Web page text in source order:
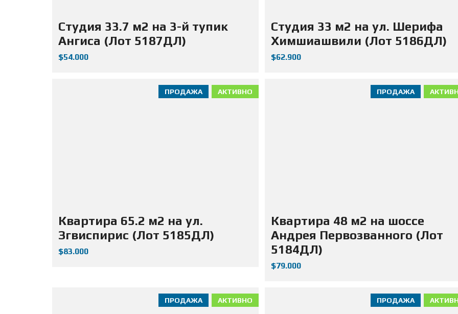
Студия 33.7 м2 на 3-й тупик
Ангиса (Лот 5187ДЛ)
$54.000
Студия 33 м2 на ул. Шерифа
Химшиашвили (Лот 5186ДЛ)
$62.900
АКТИВНО
ПРОДАЖА
Квартира 65.2 м2 на ул.
Згвиспирис (Лот 5185ДЛ)
$83.000
ПРОДАЖА
Квартира 48 м2 на шоссе
Андрея Первозванного (Лот
5184ДЛ)
$79.000
АКТИВНО
ПРОДАЖА ПРОДАЖА